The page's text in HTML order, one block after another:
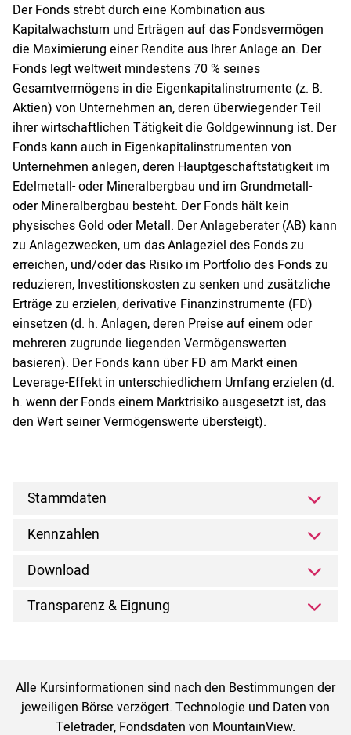
Der Fonds strebt durch eine Kombination aus
Kapitalwachstum und Erträgen auf das Fondsvermögen
die Maximierung einer Rendite aus Ihrer Anlage an. Der
Fonds legt weltweit mindestens 70 % seines
Gesamtvermögens in die Eigenkapitalinstrumente (z. B.
Aktien) von Unternehmen an, deren überwiegender Teil
ihrer wirtschaftlichen Tätigkeit die Goldgewinnung ist. Der
Fonds kann auch in Eigenkapitalinstrumenten von
Unternehmen anlegen, deren Hauptgeschäftstätigkeit im
Edelmetall- oder Mineralbergbau und im Grundmetall-
oder Mineralbergbau besteht. Der Fonds hält kein
physisches Gold oder Metall. Der Anlageberater (AB) kann
zu Anlagezwecken, um das Anlageziel des Fonds zu
erreichen, und/oder das Risiko im Portfolio des Fonds zu
reduzieren, Investitionskosten zu senken und zusätzliche
Erträge zu erzielen, derivative Finanzinstrumente (FD)
einsetzen (d. h. Anlagen, deren Preise auf einem oder
mehreren zugrunde liegenden Vermögenswerten
basieren). Der Fonds kann über FD am Markt einen
Leverage-Effekt in unterschiedlichem Umfang erzielen (d.
h. wenn der Fonds einem Marktrisiko ausgesetzt ist, das
den Wert seiner Vermögenswerte übersteigt).
Stammdaten
Kennzahlen
Download
Transparenz & Eignung
Alle Kursinformationen sind nach den Bestimmungen der
jeweiligen Börse verzögert. Technologie und Daten von
Teletrader, Fondsdaten von MountainView.